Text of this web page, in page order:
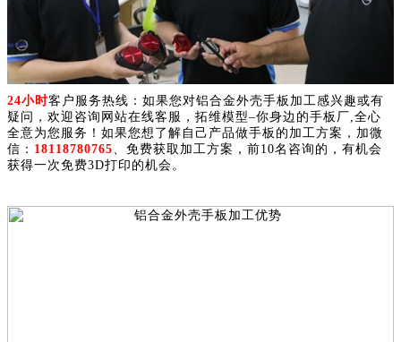
24小时客户服务热线：如果您对铝合金外壳手板加工感兴趣或有
疑问，欢迎咨询网站在线客服，拓维模型–你身边的手板厂,全心
全意为您服务！如果您想了解自己产品做手板的加工方案，加微
信： 18118780765 、免费获取加工方案，前10名咨询的，有机会
获得一次免费3D打印的机会。